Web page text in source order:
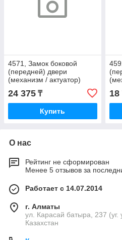
4571, Замок боковой
(передней) двери
(механизм / актуатор)
24 375 ₸
Купить
18
О нас
Рейтинг не сформирован
Менее 5 отзывов за
Работает с 14.07.2014
г. Алматы
ул. Карасай батыра, 237
Казахстан